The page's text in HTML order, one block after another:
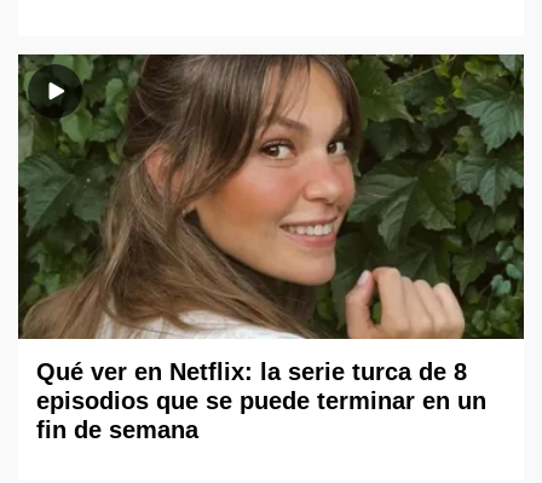
Qué ver en Netflix: la serie turca de 8
episodios que se puede terminar en un
fin de semana